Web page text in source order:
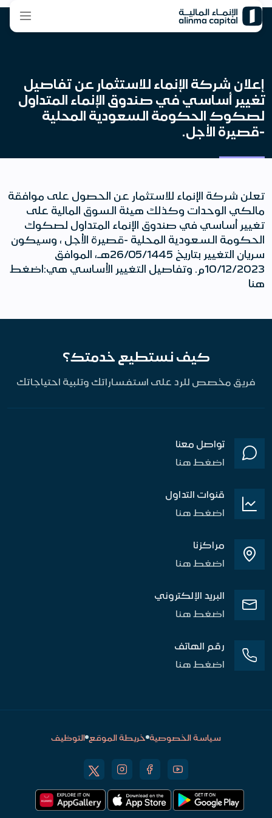
إعلان شركة الإنماء للاستثمار عن تفاصيل
تغيير أساسي في صندوق الإنماء المتداول
لصكوك الحكومة السعودية المحلية
-قصيرة الأجل.
تعلن شركة الإنماء للاستثمار عن الحصول على موافقة
مالكي الوحدات وكذلك هيئة السوق المالية على
تغيير أساسي في صندوق الإنماء المتداول لصكوك
الحكومة السعودية المحلية -قصيرة الأجل ، وسيكون
سريان التغيير بتاريخ 26/05/1445هـ، الموافق
10/12/2023م. وتفاصيل التغيير الأساسي هي:اضغط
هنا
كيف نستطيع خدمتك؟
فريق مخصص للرد على استفساراتك وتلبية احتياجاتك
تواصل معنا
اضغط هنا
قنوات التداول
اضغط هنا
مراكزنا
اضغط هنا
البريد الإلكتروني
اضغط هنا
رقم الهاتف
اضغط هنا
سياسة الخصوصية خريطة الموقع التوظيف